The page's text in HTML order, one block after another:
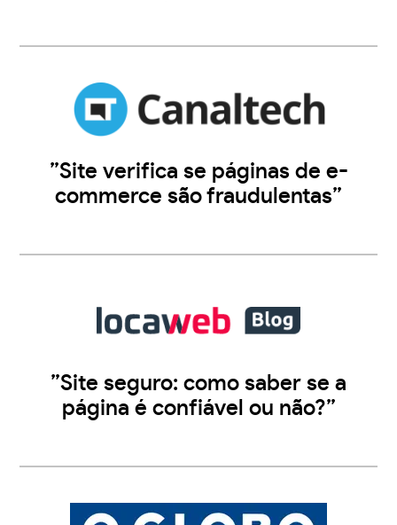
”Site verifica se páginas de e-
commerce são fraudulentas”
”Site seguro: como saber se a
página é confiável ou não?”